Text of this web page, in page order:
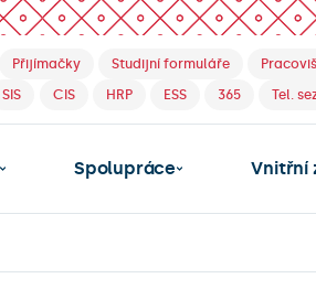
Přijímačky Studijní formuláře
SIS
CIS HRP ESS 365 Tel.
Spolupráce Vnitřní